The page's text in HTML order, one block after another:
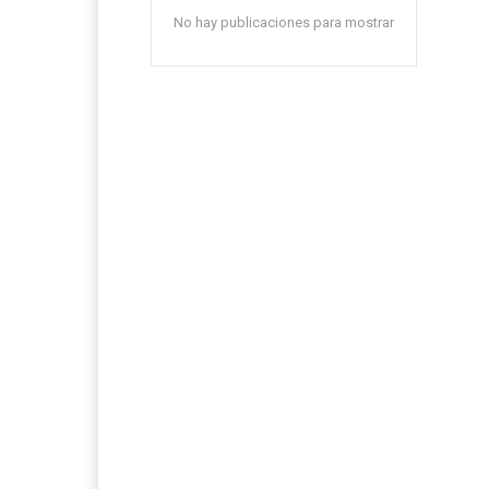
No hay publicaciones para mostrar